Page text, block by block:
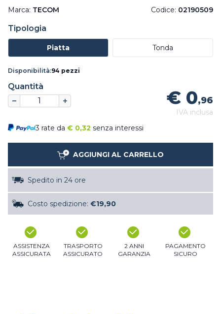
Marca: TECOM Codice: 02190509
Tipologia
Piatta Tonda
Disponibilità:94 pezzi
Quantità
€ 0,96
IVA inclusa
3 rate da € 0,32 senza interessi
AGGIUNGI AL CARRELLO
Spedito in 24 ore
Costo spedizione: €19,90
ASSISTENZA
ASSICURATA
TRASPORTO
ASSICURATO
2 ANNI
GARANZIA
PAGAMENTO
SICURO